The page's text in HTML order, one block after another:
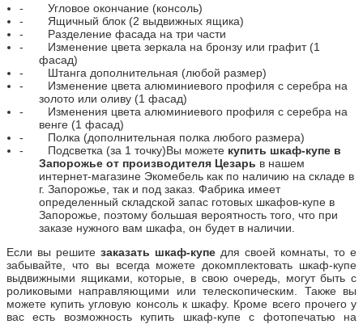
-
Угловое окончание (консоль)
-
Ящичный блок (2 выдвижных ящика)
-
Разделение фасада на три части
-
Изменение цвета зеркала на бронзу или графит (1
фасад)
-
Штанга дополнительная (любой размер)
-
Изменение цвета алюминиевого профиля с серебра на
золото или оливу (1 фасад)
-
Изменения цвета алюминиевого профиля с серебра на
венге (1 фасад)
-
Полка (дополнительная полка любого размера)
-
Подсветка (за 1 точку)Вы можете купить шкаф-купе в
Запорожье от производителя Цезарь в нашем
интернет-магазине Экомебель как по наличию на складе в
г. Запорожье, так и под заказ. Фабрика имеет
определенный складской запас готовых шкафов-купе в
Запорожье, поэтому большая вероятность того, что при
заказе нужного вам шкафа, он будет в наличии.
Если вы решите заказать шкаф-купе для своей комнаты, то е
забывайте, что вы всегда можете докомплектовать шкаф-купе
выдвижными ящиками, которые, в свою очередь, могут быть с
роликовыми направляющими или телескопическим. Также вы
можете купить угловую консоль к шкафу. Кроме всего прочего у
вас есть возможность купить шкаф-купе с фотопечатью на